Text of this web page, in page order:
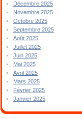
Décembre 2025
Novembre 2025
Octobre 2025
Septembre 2025
Août 2025
Juillet 2025
Juin 2025
Mai 2025
Avril 2025
Mars 2025
Février 2025
Janvier 2025